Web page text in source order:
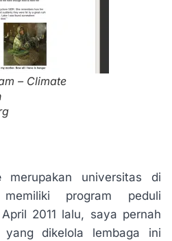
– Climate
merupakan universitas di
program peduli
2011 lalu, saya pernah
yang dikelola lembaga ini